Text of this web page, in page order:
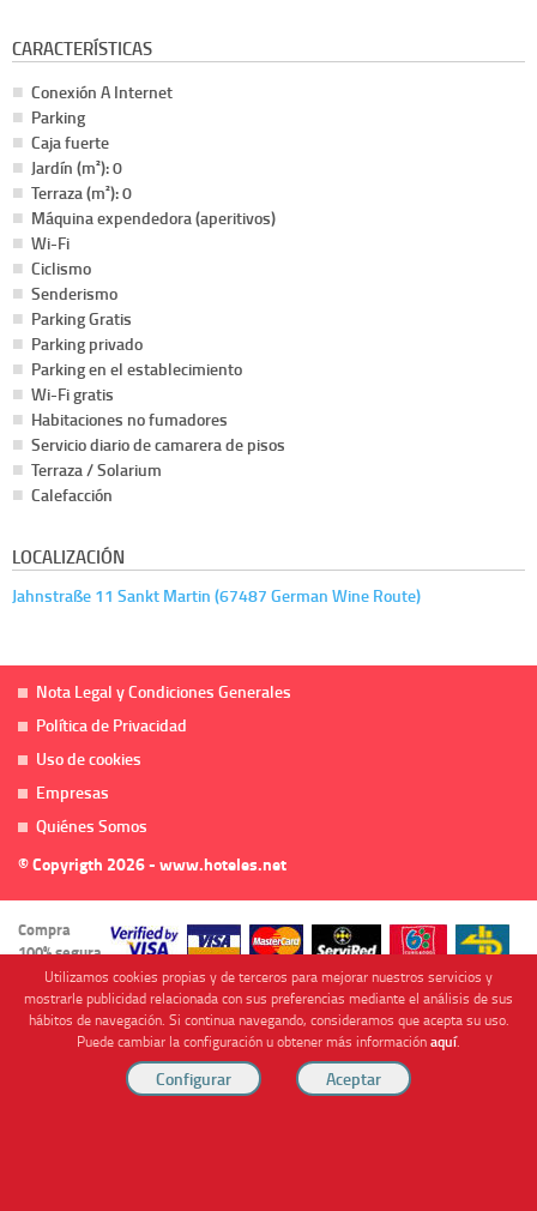
CARACTERÍSTICAS
Conexión A Internet
Parking
Caja fuerte
Jardín (m²): 0
Terraza (m²): 0
Máquina expendedora (aperitivos)
Wi-Fi
Ciclismo
Senderismo
Parking Gratis
Parking privado
Parking en el establecimiento
Wi-Fi gratis
Habitaciones no fumadores
Servicio diario de camarera de pisos
Terraza / Solarium
Calefacción
LOCALIZACIÓN
Jahnstraße 11 Sankt Martin (67487 German Wine Route)
Nota Legal y Condiciones Generales
Política de Privacidad
Uso de cookies
Empresas
Quiénes Somos
© Copyrigth 2026 - www.hoteles.net
Compra
100% segura
Cofinanciado por
Utilizamos cookies propias y de terceros para mejorar nuestros servicios y
mostrarle publicidad relacionada con sus preferencias mediante el análisis de sus
hábitos de navegación. Si continua navegando, consideramos que acepta su uso.
Puede cambiar la configuración u obtener más informaciónaquí.